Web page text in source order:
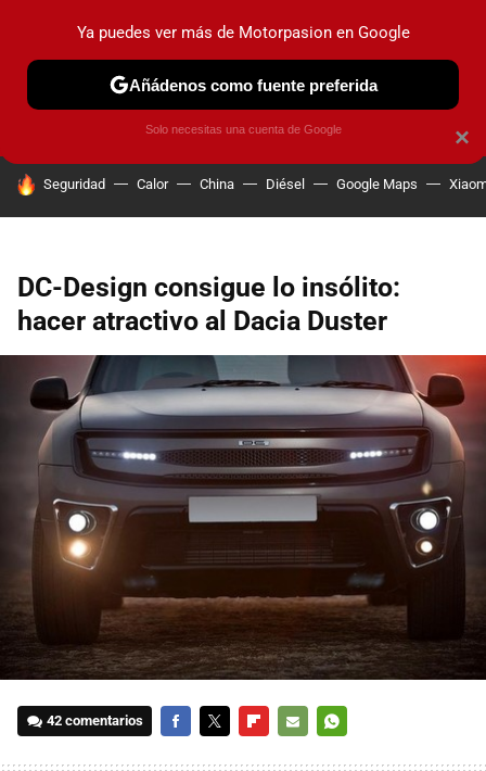
PRUEBAS COCHES ELÉCTRICOS OBSERVATORIO
HOY SE HABLA DE
Seguridad Calor China Diésel Google Maps
DC-Design consigue lo insólito:
hacer atractivo al Dacia Duster
42 comentarios
×
Ya puedes ver más de Motorpasion en Google
Añádenos como fuente preferida
Solo necesitas una cuenta de Google